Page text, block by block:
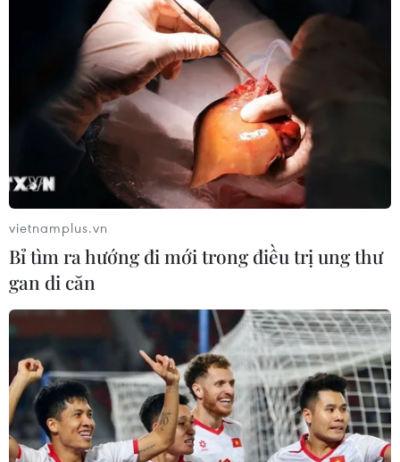
vietnamplus.vn
Bỉ tìm ra hướng đi mới trong điều trị ung thư
gan di căn